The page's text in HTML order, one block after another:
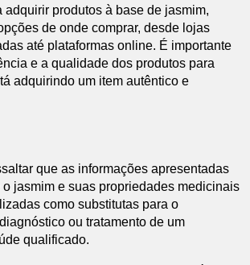
adquirir produtos à base de jasmim,
de onde comprar, desde lojas
até plataformas online. É importante
e a qualidade dos produtos para
adquirindo um item autêntico e
que as informações apresentadas
o jasmim e suas propriedades medicinais
como substitutas para o
ou tratamento de um
qualificado.